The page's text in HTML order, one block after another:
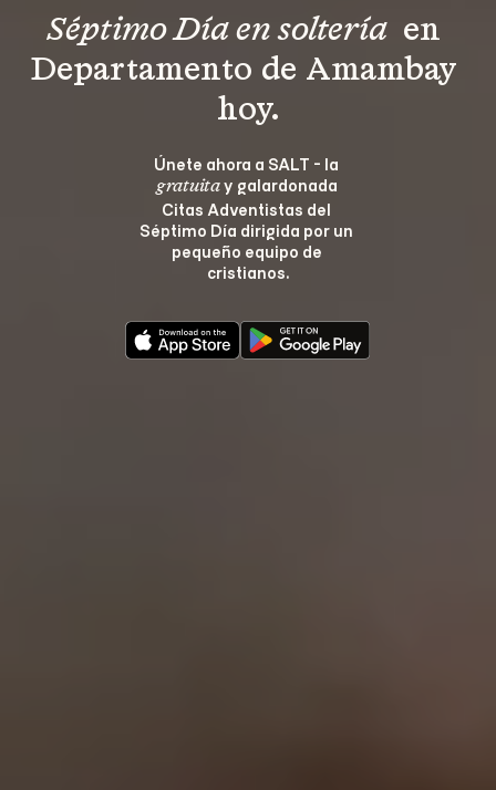
Séptimo Día en soltería en
Departamento de Amambay
hoy.
Únete ahora a SALT - la
gratuita y galardonada
Citas Adventistas del
Séptimo Día dirigida por un
pequeño equipo de
cristianos.